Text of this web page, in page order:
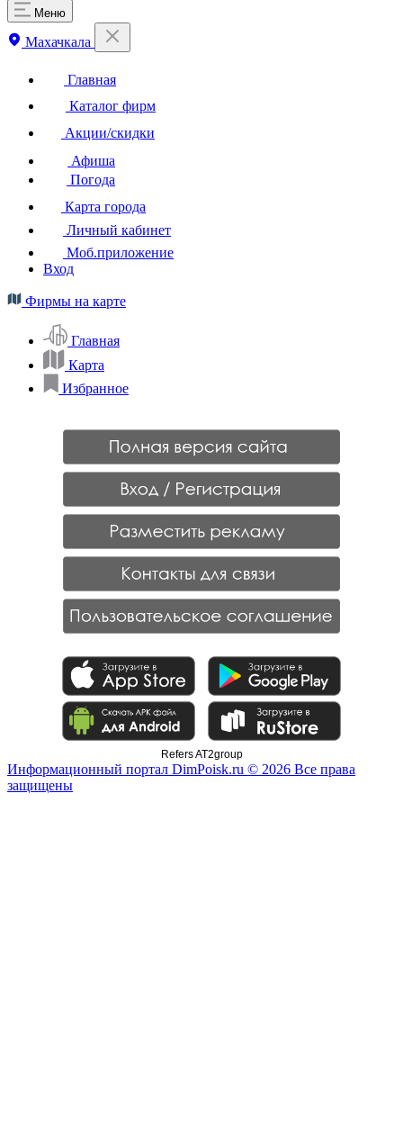
Меню
Махачкала
Главная
Каталог фирм
Акции/скидки
Афиша
Погода
Карта города
Личный кабинет
Моб.приложение
Вход
Фирмы на карте
Главная
Карта
Избранное
Refers AT2group
Информационный портал DimPoisk.ru © 2026 Все права
защищены